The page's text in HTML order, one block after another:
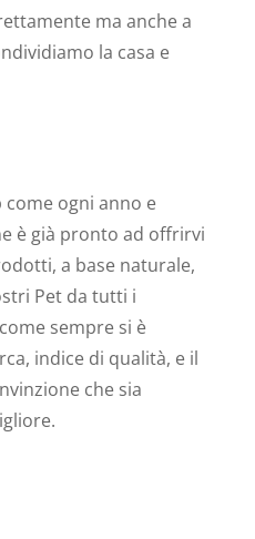
ma anche a
la casa e
come ogni anno e
è già pronto ad offrirvi
a base naturale,
Pet da tutti i
sempre si è
indice di qualità, e il
che sia